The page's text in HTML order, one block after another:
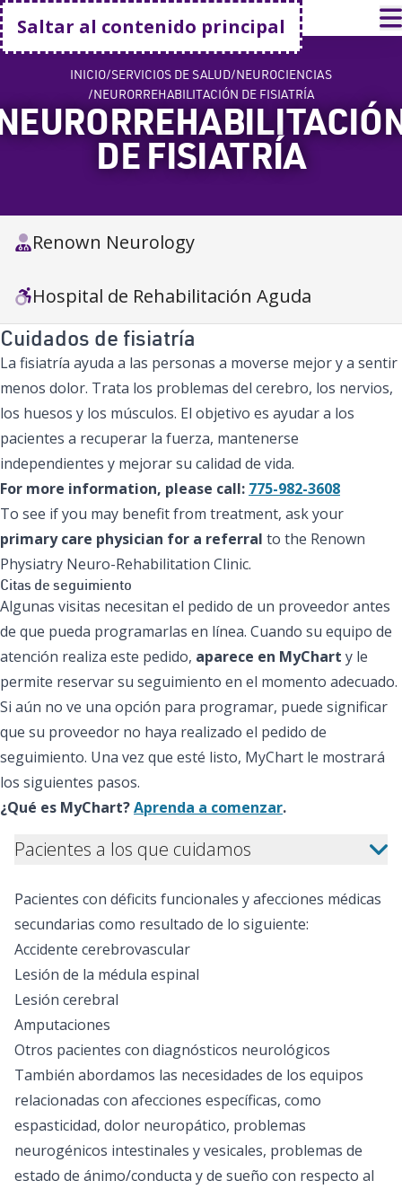
Saltar al contenido principal
Volver a casa
INICIO SERVICIOS DE SALUD NEUROCIENCIAS
NEURORREHABILITACIÓN DE FISIATRÍA
DE FISIATRÍA
Renown Neurology
Hospital de Rehabilitación Aguda
Cuidados de fisiatría
La fisiatría ayuda a las personas a moverse mejor y a sentir
menos dolor. Trata los problemas del cerebro, los nervios,
los huesos y los músculos. El objetivo es ayudar a los
pacientes a recuperar la fuerza, mantenerse
independientes y mejorar su calidad de vida.
For more information, please call: 775-982-3608
To see if you may benefit from treatment, ask your
primary care physician for a referral to the Renown
Physiatry Neuro-Rehabilitation Clinic.
Citas de seguimiento
Algunas visitas necesitan el pedido de un proveedor antes
de que pueda programarlas en línea. Cuando su equipo de
atención realiza este pedido, aparece en MyChart y le
permite reservar su seguimiento en el momento adecuado.
Si aún no ve una opción para programar, puede significar
que su proveedor no haya realizado el pedido de
seguimiento. Una vez que esté listo, MyChart le mostrará
los siguientes pasos.
¿Qué es MyChart?Aprenda a comenzar.
Pacientes a los que cuidamos
Pacientes con déficits funcionales y afecciones médicas
secundarias como resultado de lo siguiente:
Accidente cerebrovascular
Lesión de la médula espinal
Lesión cerebral
Amputaciones
Otros pacientes con diagnósticos neurológicos
También abordamos las necesidades de los equipos
relacionadas con afecciones específicas, como
espasticidad, dolor neuropático, problemas
neurogénicos intestinales y vesicales, problemas de
estado de ánimo/conducta y de sueño con respecto al